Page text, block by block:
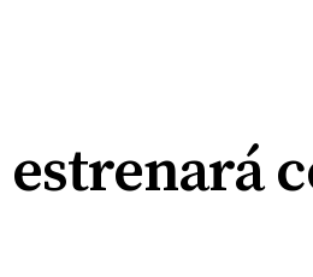
estrenará